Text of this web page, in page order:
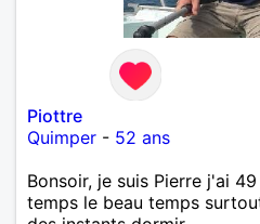
Piottre
Quimper - 52 ans
Bonsoir, je suis Pierre j'ai
temps le beau temps